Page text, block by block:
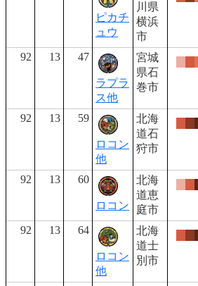
ピカチ
ュウ
川県
横浜
市
92
13 47
ラプラ
ス他
宮城
県石
巻市
92 13 59
ロコン
他
北海
道石
狩市
92 13 60
ロコン
北海
道恵
庭市
92
13 64
ロコン
他
北海
道士
別市